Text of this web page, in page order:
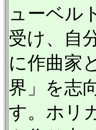
ューベル
受け、自
に作曲家
界」を志
す。ホリ